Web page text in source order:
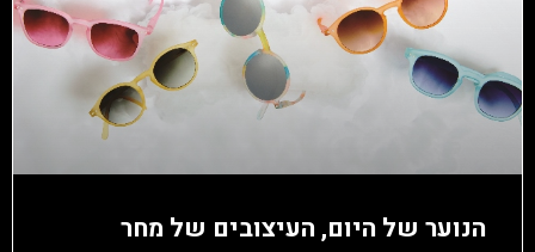
הנוער של היום, העיצובים של מחר